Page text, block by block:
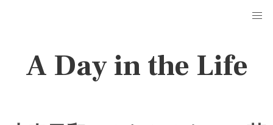
A Day in the Life